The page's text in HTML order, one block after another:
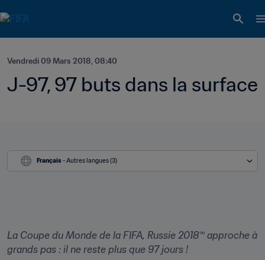
Vendredi 09 Mars 2018, 08:40
J-97, 97 buts dans la surface
Français - Autres langues (3)
La Coupe du Monde de la FIFA, Russie 2018™ approche à
grands pas : il ne reste plus que 97 jours !